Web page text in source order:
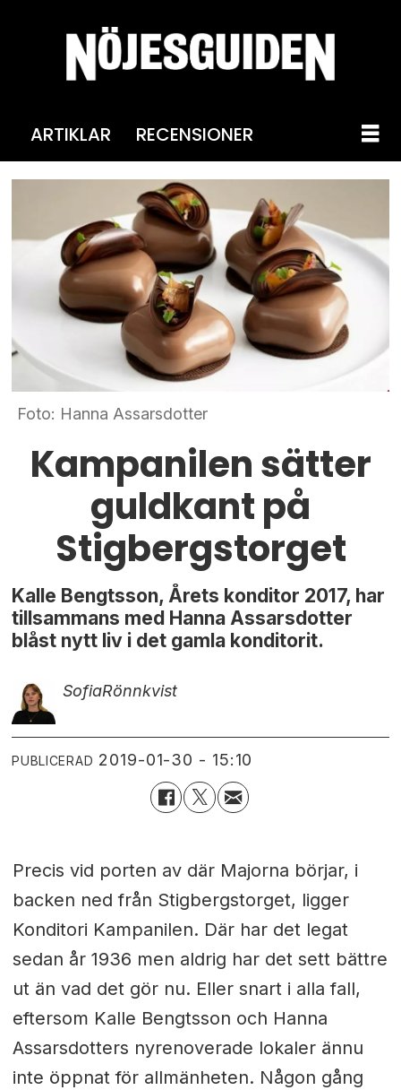
ARTIKLAR RECENSIONER
Foto: Hanna Assarsdotter
Kampanilen sätter
guldkant på
Stigbergstorget
Kalle Bengtsson, Årets konditor 2017, har
tillsammans med Hanna Assarsdotter
blåst nytt liv i det gamla konditorit.
SofiaRönnkvist
PUBLICERAD 2019-01-30 - 15:10
Precis vid porten av där Majorna börjar, i
backen ned från Stigbergstorget, ligger
Konditori Kampanilen. Där har det legat
sedan år 1936 men aldrig har det sett bättre
ut än vad det gör nu. Eller snart i alla fall,
eftersom Kalle Bengtsson och Hanna
Assarsdotters nyrenoverade lokaler ännu
inte öppnat för allmänheten. Någon gång